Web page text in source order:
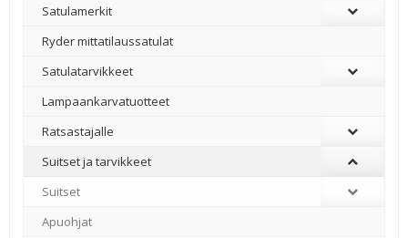
Satulamerkit
Ryder mittatilaussatulat
Satulatarvikkeet
–
Lampaankarvatuotteet
Ratsastajalle
Suitset ja tarvikkeet
Suitset
Apuohjat